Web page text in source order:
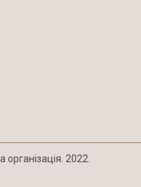
організація. 2022.